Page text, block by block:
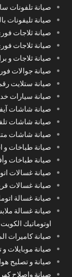
صيانة تلفونات
صيانة تليفونات
صيانة ثلاجات
صيانة ثلاجات
صيانة ثلاجات و
صيانة جوالات
صيانة ستلايت
صيانة سيارات
صيانة شاشات
صيانة شاشات
صيانة شاشات
صيانة طباخات و
صيانة طباخات
صيانة غسالات
صيانة غسالات
صيانة غسالة
اوتوماتيك الكويت
صيانة كاميرات
صيانة موبايلات
صيانة و تصليح
صيانة واصلاح